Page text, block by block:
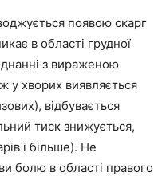
появою скарг
в області грудної
з вираженою
хворих виявляється
відбувається
тиск знижується,
і більше). Не
болю в області правого